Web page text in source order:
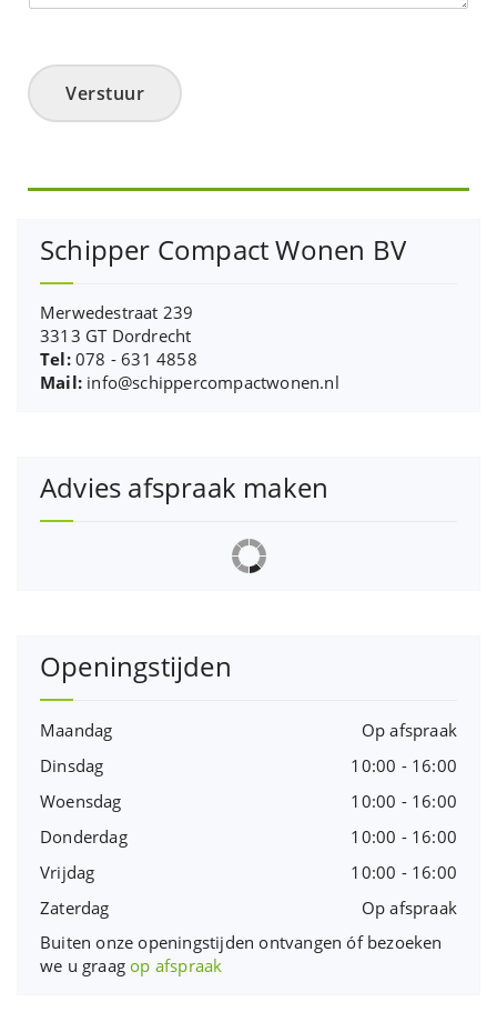
Verstuur
Schipper Compact Wonen BV
Merwedestraat 239
3313 GT Dordrecht
Tel:078 - 631 4858
Mail: info@schippercompactwonen.nl
Advies afspraak maken
Openingstijden
Maandag
Op afspraak
Dinsdag
10:00 - 16:00
Woensdag
10:00 - 16:00
Donderdag
10:00 - 16:00
Vrijdag
10:00 - 16:00
Zaterdag
Op afspraak
Buiten onze openingstijden ontvangen óf bezoeken
we u graagop afspraak